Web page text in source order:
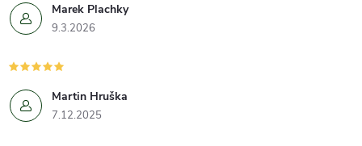
Marek Plachky
9.3.2026
Martin Hruška
7.12.2025